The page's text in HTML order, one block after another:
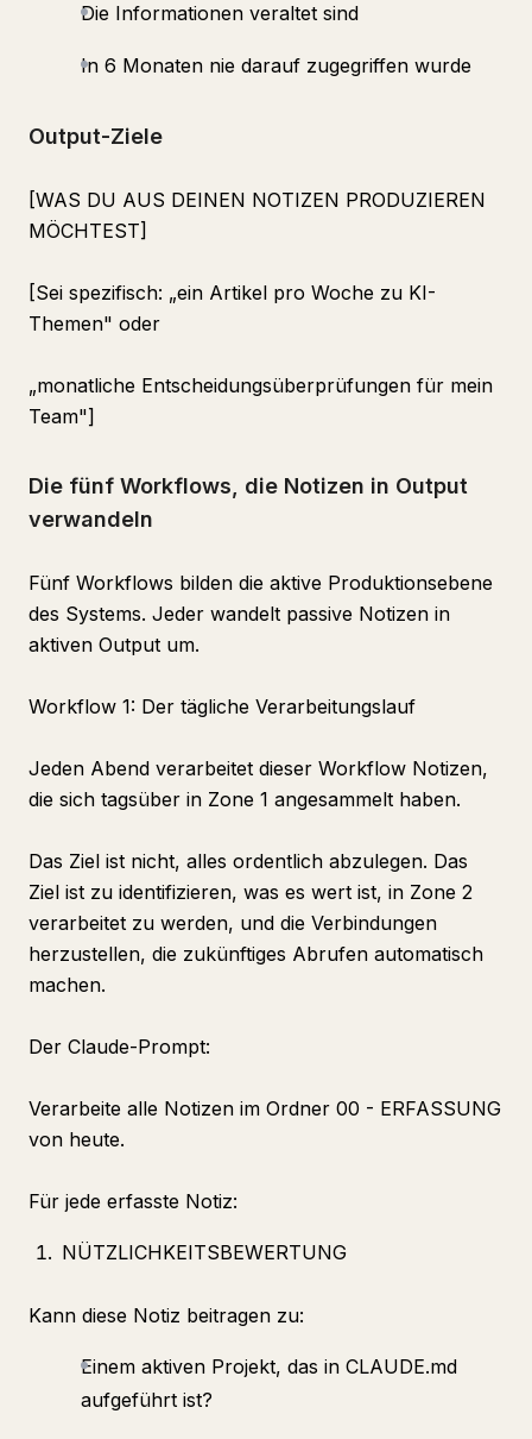
Die Informationen veraltet sind
In 6 Monaten nie darauf zugegriffen wurde
Output-Ziele
[WAS DU AUS DEINEN NOTIZEN PRODUZIEREN
MÖCHTEST]
[Sei spezifisch: „ein Artikel pro Woche zu KI-
Themen" oder
„monatliche Entscheidungsüberprüfungen für mein
Team"]
Die fünf Workflows, die Notizen in Output
verwandeln
Fünf Workflows bilden die aktive Produktionsebene
des Systems. Jeder wandelt passive Notizen in
aktiven Output um.
Workflow 1: Der tägliche Verarbeitungslauf
Jeden Abend verarbeitet dieser Workflow Notizen,
die sich tagsüber in Zone 1 angesammelt haben.
Das Ziel ist nicht, alles ordentlich abzulegen. Das
Ziel ist zu identifizieren, was es wert ist, in Zone 2
verarbeitet zu werden, und die Verbindungen
herzustellen, die zukünftiges Abrufen automatisch
machen.
Der Claude-Prompt:
Verarbeite alle Notizen im Ordner 00 - ERFASSUNG
von heute.
Für jede erfasste Notiz:
NÜTZLICHKEITSBEWERTUNG
Kann diese Notiz beitragen zu:
Einem aktiven Projekt, das in CLAUDE.md
aufgeführt ist?